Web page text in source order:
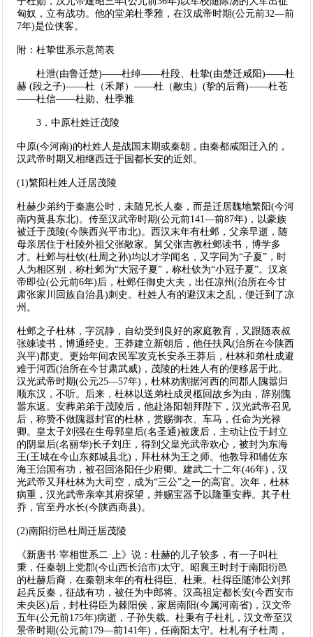
匈奴，立有战功。他的堂弟杜季雅，在汉成帝时期(公元前32—前
7年)是位侠客。
附：杜挚世系示意简表
杜泄(由鲁迁楚)——杜绰——杜段、杜挚(由楚迁咸阳)——杜
赫 (段之子)——杜（禾犀）——杜（敝虫）(挚的后裔)——杜苍
——杜信——杜勋、杜季雅
3．中原杜姓迁茂陵
中原(今河南)的杜姓人是战国末期或秦朝，由秦都咸阳迁入的，
汉武帝时期又相继西迁于国都长安的近郊。
(1)繁阳杜姓人迁居茂陵
杜赫少弟约于秦惠公时，未随兄长人秦，而是迁居魏地繁阳(今河
南内黄县东北)。传至汉武帝时期(公元前141—前87年)，以豪族
被迁于茂陵(今陕西兴平市北)。西汉末年有杜邺，父亲早逝，随
母亲居住于杜陵外祖父张敞家。舅父张吉教杜邺读书，博学多
才。杜邺与杜钦(杜周之孙)均以才学闻名，又字同为“子夏”，时
人为相区别，称杜邺为“大冠子夏”，称杜钦为“小冠子夏”。汉哀
帝即位(公元前6年)后，杜邺任御史大夫，出任凉州(治所在今甘
肃张家川回族自治县)刺史。杜姓人有的避汉末之乱，便迁到了凉
州。
杜邺之子杜林，字沉静，自幼受到良好的家庭教育，又跟随表叔
张竦读书，博通经史。王莽建立新朝后，他任扶风(治所在今陕西
兴平)郡吏。更始年间农民军攻克长安杀王莽后，杜林和弟杜成避
难于河西(治所在今甘肃武威)，茂陵的杜姓人有的便移居于此。
汉光武帝时期(公元25—57年)，杜林劝割据河西的同郡人隗嚣归
顺东汉，不听。后来，杜林以送弟杜成灵柩回故乡为由，辞别隗
嚣东返。安葬弟弟于茂陵后，他赴洛阳朝拜陛下，汉光武帝召见
后，称赞不做隗嚣封官的杜林，赏赐御衣、车马，任命为光禄
卿。皇太子刘强在生母郭皇后(名圣通)被废后，主动让位于封立
的阴皇后(名丽华)长子刘庄，得到父皇光武帝欢心，被封为东海
王(王城在今山东郯城县北)，拜杜林为王之师。他教导和辅佐东
海王治国有功，被召回洛阳任少府卿。建武二十二年(46年)，汉
光武帝又拜杜林为大司空，成为“三公”之一的高官。次年，杜林
病重，汉光武帝亲幸其府探望，并赐宝器予以隆重安葬。其子杜
乔，官至丹水长(今陕西商县)。
(2)南阳衍邑杜周迁居茂陵
《新唐书·宰相世系二·上》说：杜赫的儿子较多，有一子叫杜
秉，任秦朝上党郡(今山西长治市)太守。昭襄王时封于南阳衍邑
的杜赫后裔，在秦朝末年的有杜得臣、杜秉。杜得臣随沛公刘邦
起兵反秦，征战有功，被任为中郎将。汉高祖定都长安(今西安市
未央区)后，封杜得臣为棘阳侯，家居南阳(今属河南省)，汉文帝
五年(公元前175年)病逝，子孙失载。杜秉有子杜札，汉文帝至汉
景帝时期(公元前179—前141年)，任南阳太守。杜札有子杜周，